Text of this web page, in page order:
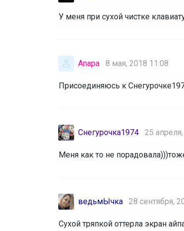
У меня при сухой чистке
Anapa 8 мая, 2018 11:08
Присоединяюсь к
Снегурочка1974 25
Меня как то не
ведьмЫчка 28 сентября,
Сухой тряпкой оттерла экран